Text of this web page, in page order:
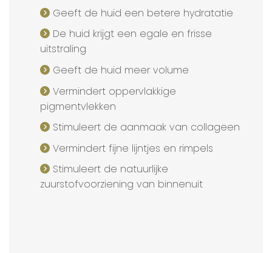
Geeft de huid een betere hydratatie
De huid krijgt een egale en frisse
uitstraling
Geeft de huid meer volume
Vermindert oppervlakkige
pigmentvlekken
Stimuleert de aanmaak van collageen
Vermindert fijne lijntjes en rimpels
Stimuleert de natuurlijke
zuurstofvoorziening van binnenuit